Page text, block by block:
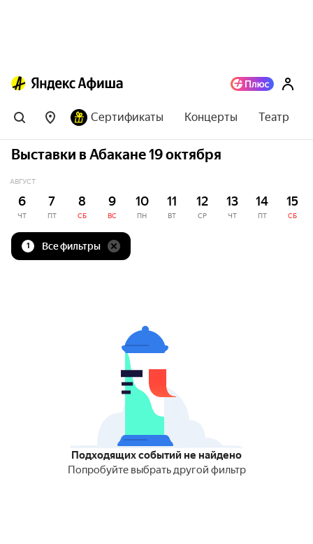
Сертификаты Концерты Театр
Выставки в Абакане 19 октября
АВГУСТ
6
ЧТ
7
ПТ
8
СБ
9
ВС
10
ПН
11
ВТ
12
СР
13
ЧТ
14
ПТ
15
СБ
1 Все фильтры
Подходящих событий не найдено
Попробуйте выбрать другой фильтр